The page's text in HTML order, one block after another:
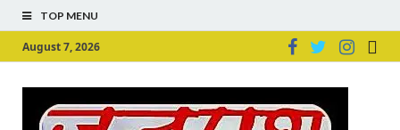
TOP MENU
August 7, 2026